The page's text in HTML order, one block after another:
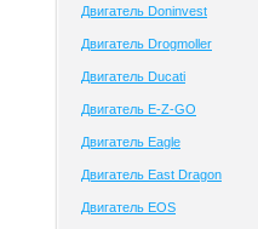
Двигатель Doninvest
Двигатель Drogmoller
Двигатель Ducati
Двигатель E-Z-GO
Двигатель Eagle
Двигатель East Dragon
Двигатель EOS